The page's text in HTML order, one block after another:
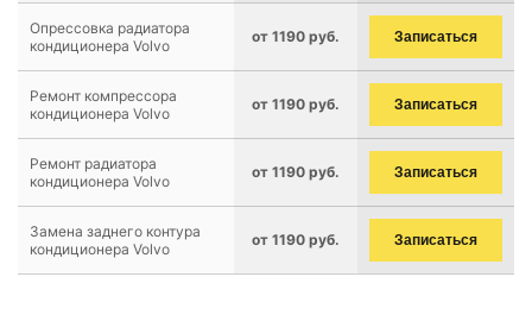
Опрессовка радиатора
кондиционера Volvo
от 1190 руб. Записаться
Ремонт компрессора
кондиционера Volvo
от 1190 руб. Записаться
Ремонт радиатора
кондиционера Volvo
от 1190 руб. Записаться
Замена заднего контура
кондиционера Volvo
от 1190 руб. Записаться